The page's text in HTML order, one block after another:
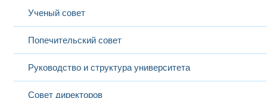
Ученый совет
Попечительский совет
Руководство и структура университета
Совет директоров